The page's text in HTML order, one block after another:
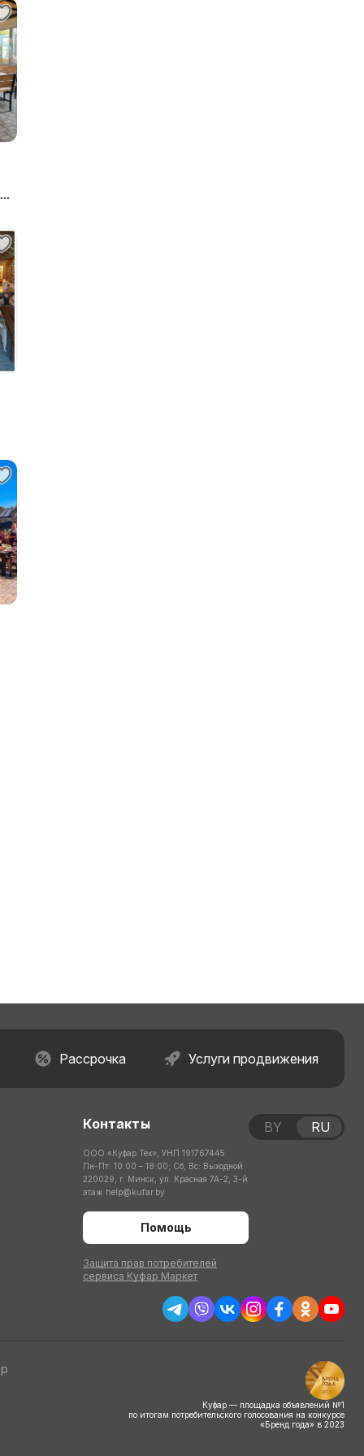
Рассрочка Услуги продвижения
Контакты
ООО «Куфар Тех», УНП 191767445
Пн-Пт: 10:00 – 18:00; Сб, Вс: Выходной
220029, г. Минск, ул. Красная 7А-2, 3-й
этаж help@kufar.by
Помощь
Защита прав потребителей
сервиса Куфар Маркет
BY RU
Куфар — площадка объявлений №1
по итогам потребительского голосования на конкурсе
«Бренд года» в 2023